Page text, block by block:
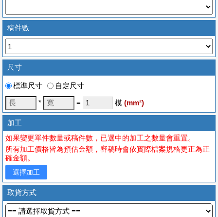
稿件數
尺寸
標準尺寸 自定尺寸
* = 模 (mm²)
加工
如果變更單件數量或稿件數，已選中的加工之數量會重置。
所有加工價格皆為預估金額，審稿時會依實際檔案規格更正為正
確金額。
選擇加工
取貨方式